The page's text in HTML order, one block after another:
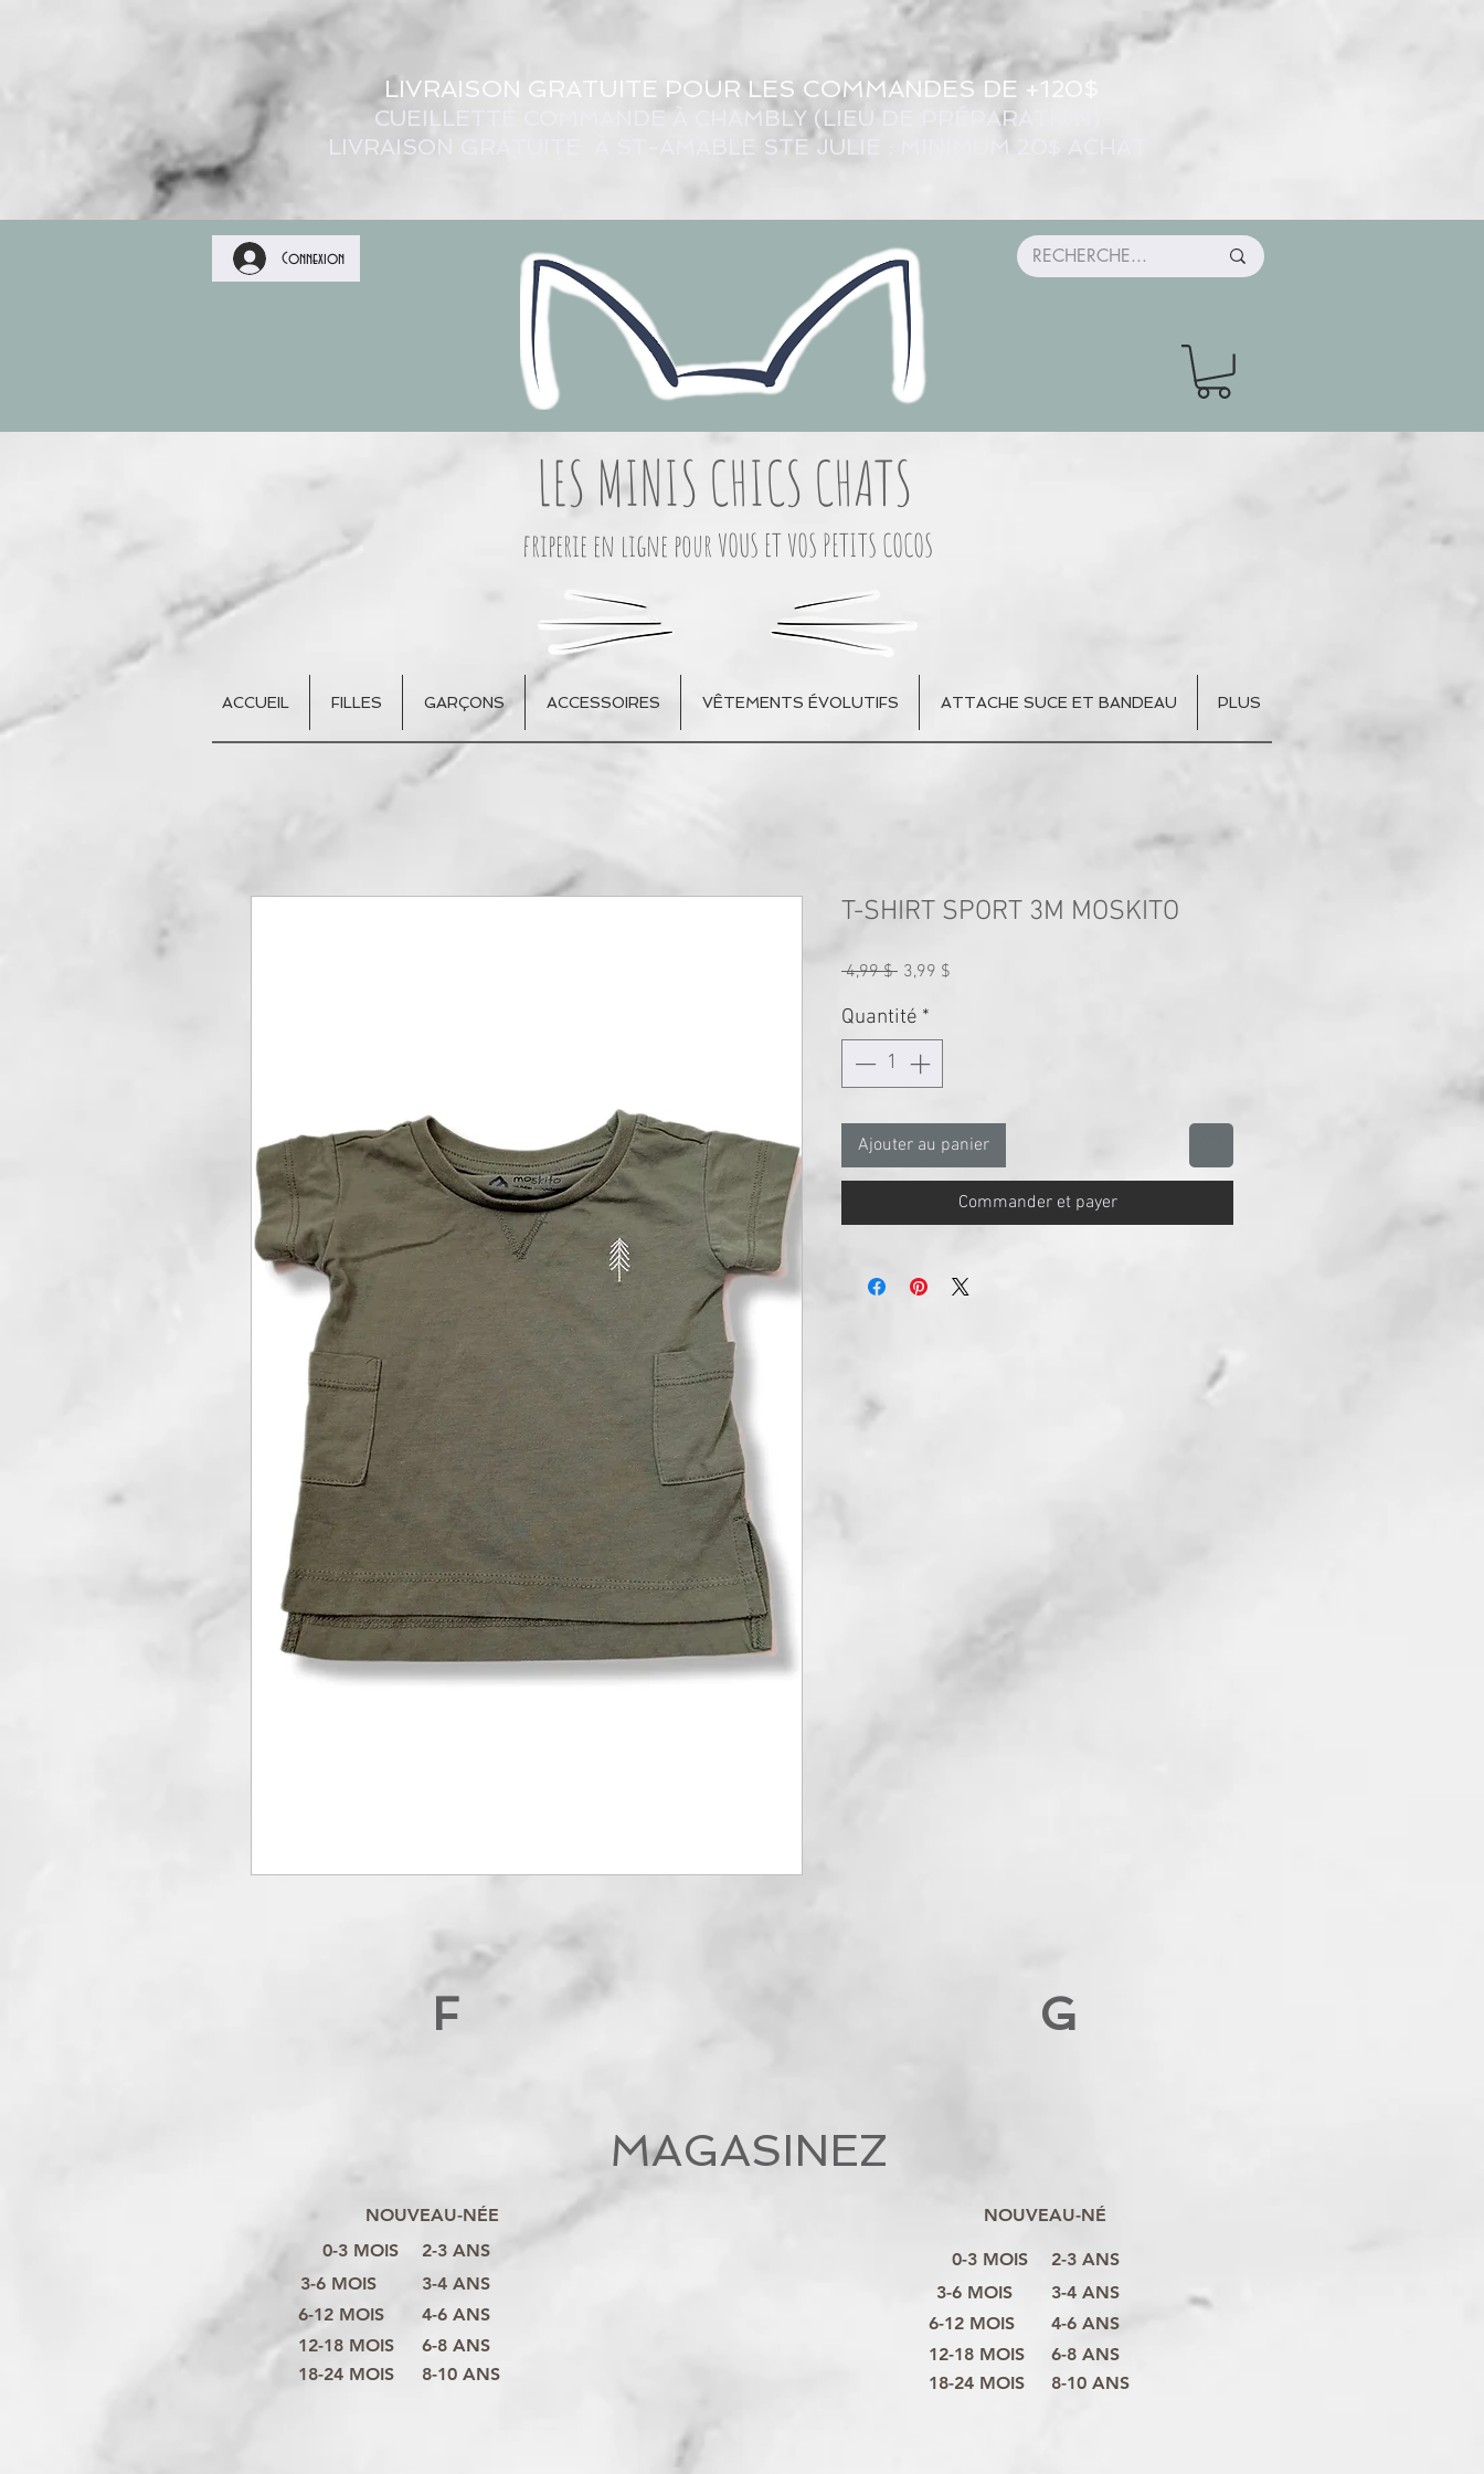
LIVRAISON GRATUITE POUR LES COMMANDES DE +120$
CUEILLETTE COMMANDE À CHAMBLY (LIEU DE PRÉPARATION)
LIVRAISON GRATUITE À ST-AMABLE STE JULIE : MINIMUM 20$ ACHAT
Connexion
LES MINIS CHICS CHATS
friperie en ligne pour VOUS ET VOS PETITS COCOS
ACCUEIL FILLES GARÇONS ACCESSOIRES VÊTEMENTS ÉVOLUTIFS ATTACHE SUCE ET BANDEAU PLUS
T-SHIRT SPORT 3M MOSKITO
4,99 $ Prix
3,99 $
Quantité *
Ajouter au panier
Commander et payer
F
8-10 ANS
6-8 ANS
4-6 ANS
3-4 ANS
2-3 ANS
NOUVEAU-NÉE
0-3 MOIS
6-12 MOIS
12-18 MOIS
18-24 MOIS
3-6 MOIS
MAGASINEZ
G
NOUVEAU-NÉ
0-3 MOIS
6-12 MOIS
12-18 MOIS
18-24 MOIS
3-6 MOIS
8-10 ANS
6-8 ANS
4-6 ANS
3-4 ANS
2-3 ANS